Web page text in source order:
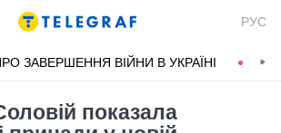
РУС
ЗАВЕРШЕННЯ ВІЙНИ В УКРАЇНІ
показала